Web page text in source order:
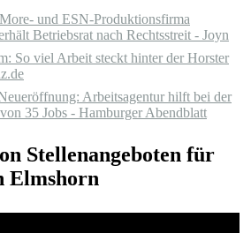
und ESN-Produktionsfirma
Betriebsrat nach Rechtsstreit - Joyn
So viel Arbeit steckt hinter der Horster
Arbeitsagentur hilft bei der
35 Jobs - Hamburger Abendblatt
Stellenangeboten für
Elmshorn